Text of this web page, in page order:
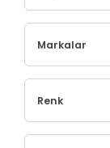
Markalar
Renk